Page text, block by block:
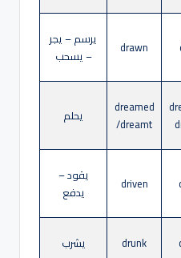
drawn
يرسم – يجر
– يسحب
dreamed
/dreamt
يحلم
driven
يقود –
يدفع
drunk يشرب